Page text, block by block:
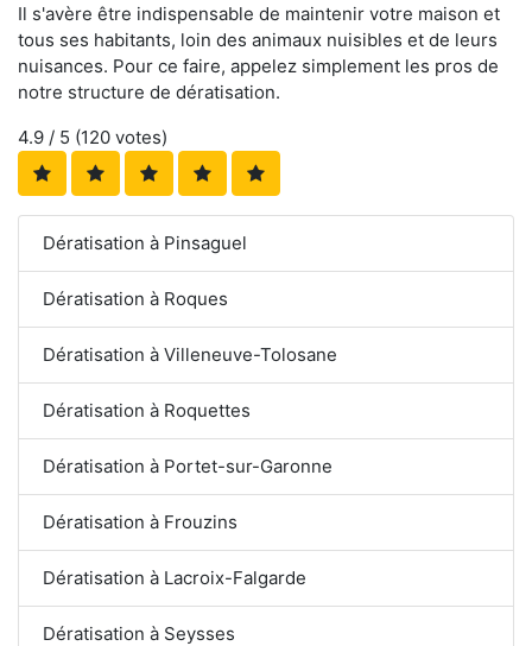
Il s'avère être indispensable de maintenir votre maison et
tous ses habitants, loin des animaux nuisibles et de leurs
nuisances. Pour ce faire, appelez simplement les pros de
notre structure de dératisation.
4.9 / 5 (120 votes)
Dératisation à Pinsaguel
Dératisation à Roques
Dératisation à Villeneuve-Tolosane
Dératisation à Roquettes
Dératisation à Portet-sur-Garonne
Dératisation à Frouzins
Dératisation à Lacroix-Falgarde
Dératisation à Seysses